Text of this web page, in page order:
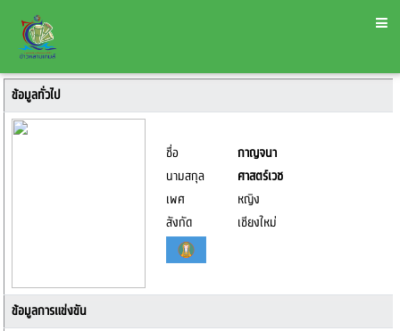
ข้อมูลทั่วไป
ชื่อ
กาญจนา
นามสกุล
ศาสตร์เวช
เพศ
หญิง
สังกัด
เชียงใหม่
ข้อมูลการแข่งขัน